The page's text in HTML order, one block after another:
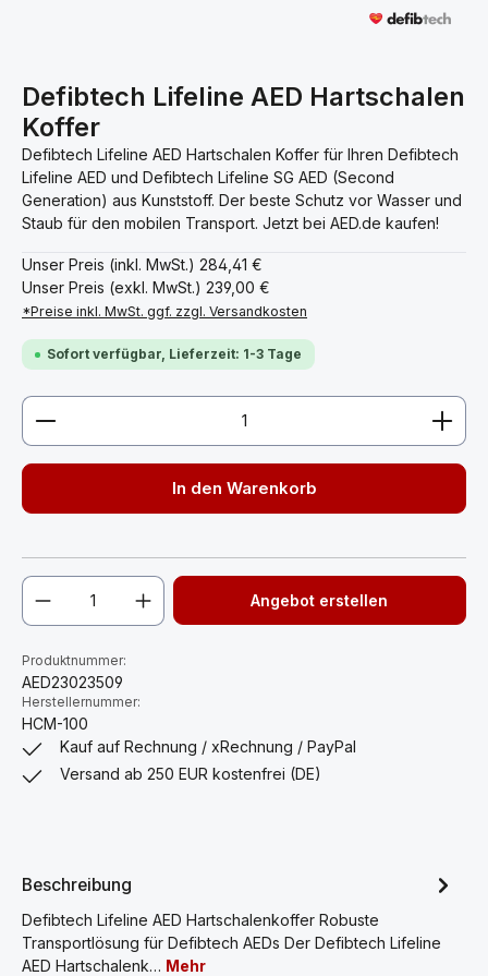
Defibtech Lifeline AED Hartschalen
Koffer
Defibtech Lifeline AED Hartschalen Koffer für Ihren Defibtech
Lifeline AED und Defibtech Lifeline SG AED (Second
Generation) aus Kunststoff. Der beste Schutz vor Wasser und
Staub für den mobilen Transport. Jetzt bei AED.de kaufen!
Unser Preis (inkl. MwSt.) 284,41 €
Unser Preis (exkl. MwSt.) 239,00 €
*Preise inkl. MwSt. ggf. zzgl. Versandkosten
Sofort verfügbar, Lieferzeit: 1-3 Tage
Produkt Anzahl: Gib den gewünschten Wert ein
In den Warenkorb
Angebot erstellen
Produktnummer:
AED23023509
Herstellernummer:
HCM-100
Kauf auf Rechnung / xRechnung / PayPal
Versand ab 250 EUR kostenfrei (DE)
Beschreibung
Defibtech Lifeline AED Hartschalenkoffer Robuste
Transportlösung für Defibtech AEDs Der Defibtech Lifeline
AED Hartschalenk… Mehr